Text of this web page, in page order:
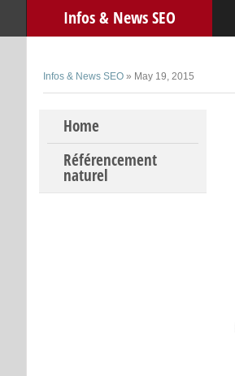
Infos & News SEO
Infos & News SEO » May 19, 2015
Skip to content
Home
Référencement
naturel